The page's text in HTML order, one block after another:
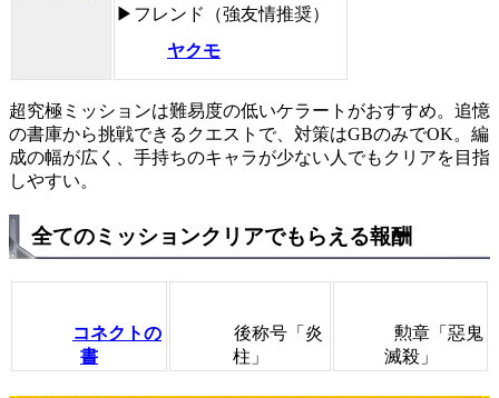
▶フレンド（強友情推奨）
ヤクモ
超究極ミッションは難易度の低いケラートがおすすめ。追憶
の書庫から挑戦できるクエストで、対策はGBのみでOK。編
成の幅が広く、手持ちのキャラが少ない人でもクリアを目指
しやすい。
全てのミッションクリアでもらえる報酬
コネクトの
書
後称号「炎
柱」
勲章「惡鬼
滅殺」